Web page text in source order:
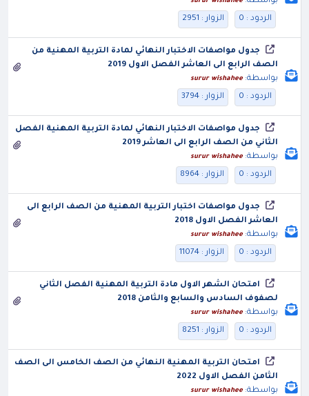
الردود : 0 الزوار : 2951
جدول مواصفات الاختبار النهائي لمادة التربية المهنية من
الصف الرابع الى العاشر الفصل الاول 2019
بواسطة:surur wishahee
الردود : 0 الزوار : 3794
جدول مواصفات الاختبار النهائي لمادة التربية المهنية الفصل
الثاني من الصف الرابع الى العاشر 2019
بواسطة:surur wishahee
الردود : 0 الزوار : 8964
جدول مواصفات اختبار التربية المهنية من الصف الرابع الى
العاشر الفصل الاول 2018
بواسطة:surur wishahee
الردود : 0 الزوار : 11074
امتحان الشهر الاول مادة التربية المهنية الفصل الثاني
لصفوف السادس والسابع والثامن 2018
بواسطة:surur wishahee
الردود : 0 الزوار : 8251
امتحان التربية المهنية النهائي من الصف الخامس الى الصف
الثامن الفصل الاول 2022
بواسطة:surur wishahee